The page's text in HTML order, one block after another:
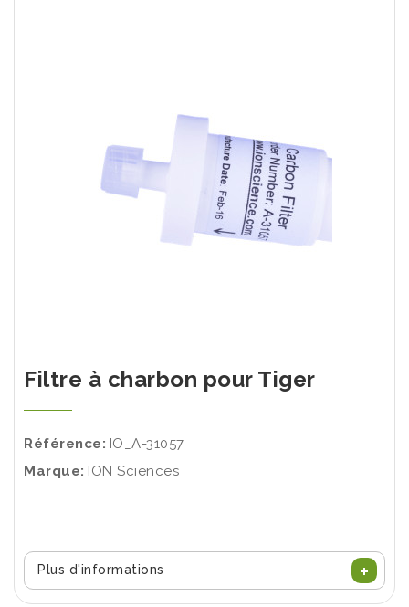
Filtre à charbon pour Tiger
Référence: IO_A-31057
Marque: ION Sciences
Plus d'informations